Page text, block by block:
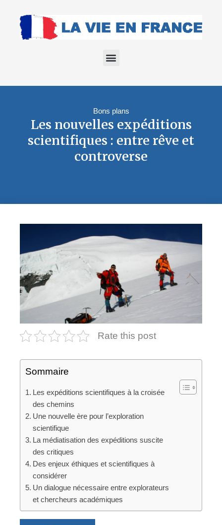
Bons plans
Les nouvelles expéditions
scientifiques : entre rêve et
controverse
Rate this post
Sommaire
Les expéditions scientifiques à la croisée
des chemins
Une nouvelle ère pour l’exploration
scientifique
La médiatisation des expéditions suscite
des critiques
Des enjeux éthiques et scientifiques à
considérer
Un dialogue nécessaire entre explorateurs
et chercheurs académiques